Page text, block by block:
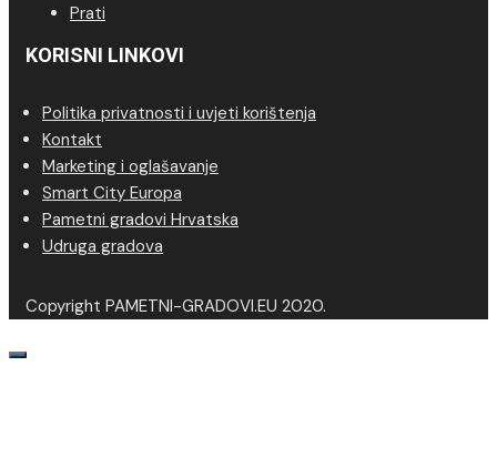
Prati
KORISNI LINKOVI
Politika privatnosti i uvjeti korištenja
Kontakt
Marketing i oglašavanje
Smart City Europa
Pametni gradovi Hrvatska
Udruga gradova
Copyright PAMETNI-GRADOVI.EU 2020.